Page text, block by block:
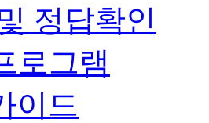
정답확인
로그램
이드